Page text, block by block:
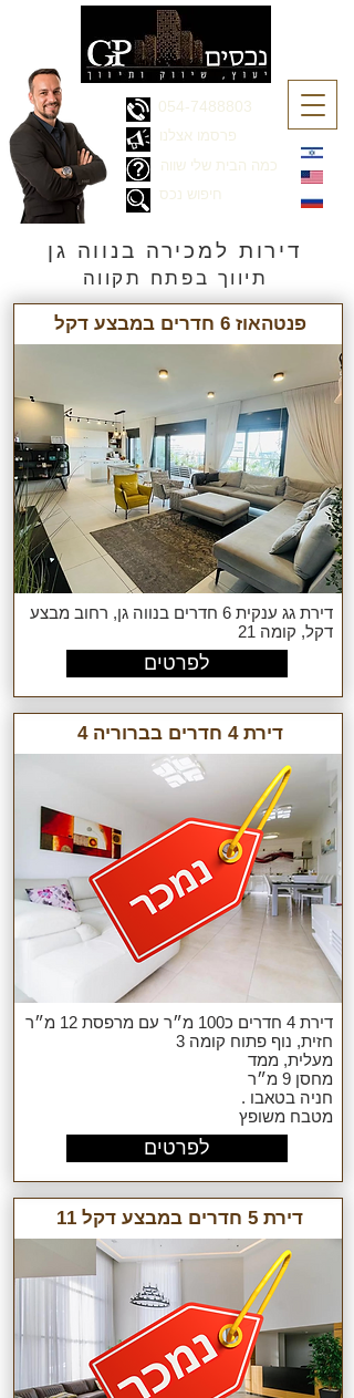
054-7488803
כמה הבית שלי שווה
פרסמו אצלנו
חיפוש נכס
דירות למכירה בנווה גן
תיווך בפתח תקווה
פנטהאוז 6 חדרים במבצע דקל
דירת גג ענקית 6 חדרים בנווה גן, רחוב מבצע
דקל, קומה 21
לפרטים
דירת 4 חדרים בברוריה 4
דירת 4 חדרים כ100 מ״ר עם מרפסת 12 מ״ר
חזית, נוף פתוח קומה 3
מעלית, ממד
מחסן 9 מ״ר
חניה בטאבו .
מטבח משופץ
לפרטים
דירת 5 חדרים במבצע דקל 11